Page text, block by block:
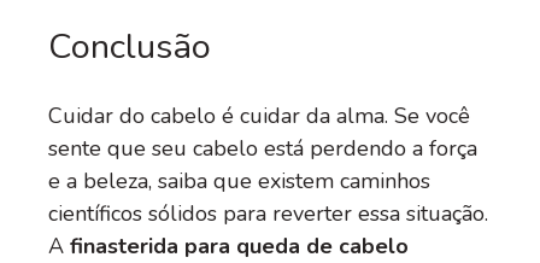
Conclusão
Cuidar do cabelo é cuidar da alma. Se você
sente que seu cabelo está perdendo a força
e a beleza, saiba que existem caminhos
científicos sólidos para reverter essa situação.
A finasterida para queda de cabelo